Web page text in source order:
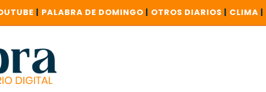
| PALABRA DE DOMINGO | OTROS DIARIOS | CLIMA |